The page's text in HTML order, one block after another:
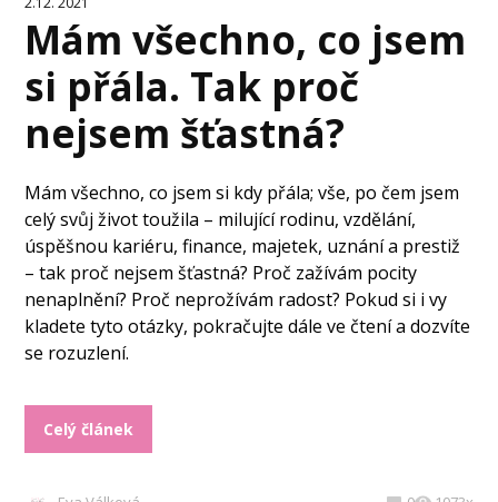
Mám všechno, co jsem
si přála. Tak proč
nejsem šťastná?
Mám všechno, co jsem si kdy přála; vše, po čem jsem
celý svůj život toužila – milující rodinu, vzdělání,
úspěšnou kariéru, finance, majetek, uznání a prestiž
– tak proč nejsem šťastná? Proč zažívám pocity
nenaplnění? Proč neprožívám radost? Pokud si i vy
kladete tyto otázky, pokračujte dále ve čtení a dozvíte
se rozuzlení.
Celý článek